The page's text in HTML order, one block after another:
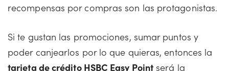
recompensas por compras son las protagonistas.
Si te gustan las promociones, sumar puntos y
poder canjearlos por lo que quieras, entonces la
tarjeta de crédito HSBC Easy Pointserá la